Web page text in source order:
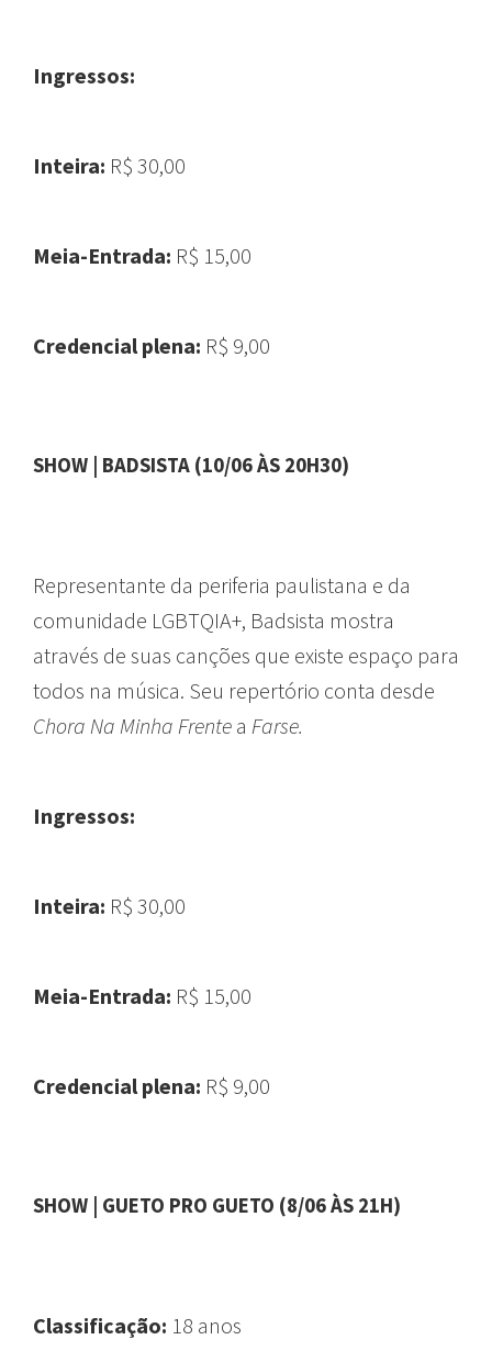
Ingressos:
Inteira: R$ 30,00
Meia-Entrada: R$ 15,00
Credencial plena: R$ 9,00
SHOW BADSISTA (10/06 ÀS 20H30)
Representante da periferia paulistana e da
comunidade LGBTQIA+, Badsista mostra
através de suas canções que existe espaço para
todos na música. Seu repertório conta desde
Chora Na Minha Frente a Farse.
Ingressos:
Inteira: R$ 30,00
Meia-Entrada: R$ 15,00
Credencial plena: R$ 9,00
SHOW | GUETO PRO GUETO (8/06 ÀS 21H)
Classificação: 18 anos